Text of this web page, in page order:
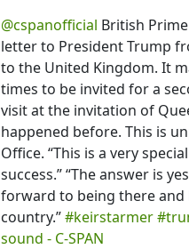
@cspanofficial British
letter to President Trump
to the United Kingdom. It
times to be invited for a
visit at the invitation of
happened before. This is
Office. “This is a very
success.” “The answer is
forward to being there
country.”#keirstarmer
sound - C-SPAN